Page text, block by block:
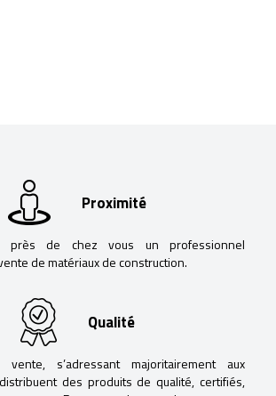
Proximité
près de chez vous un professionnel
de matériaux de construction.
Qualité
s’adressant majoritairement aux
des produits de qualité, certifiés,